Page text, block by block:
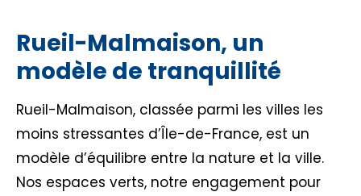
Rueil-Malmaison, un
modèle de tranquillité
Rueil-Malmaison, classée parmi les villes les
moins stressantes d’Île-de-France, est un
modèle d’équilibre entre la nature et la ville.
Nos espaces verts, notre engagement pour